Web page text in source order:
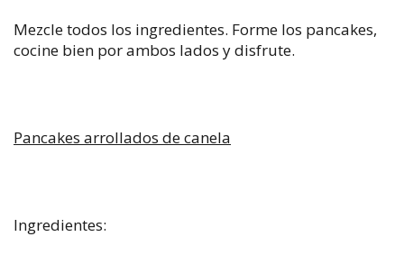
Mezcle todos los ingredientes. Forme los pancakes,
cocine bien por ambos lados y disfrute.
Pancakes arrollados de canela
Ingredientes: